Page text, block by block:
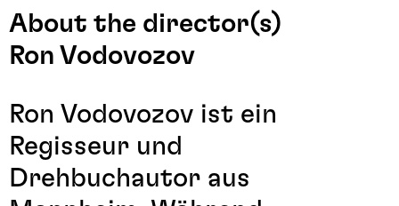
About the director(s)
Ron Vodovozov
Ron Vodovozov ist ein
Regisseur und
Drehbuchautor aus